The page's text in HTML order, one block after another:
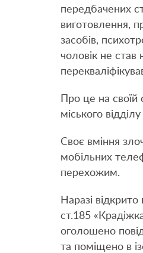
передбачених
виготовлення,
засобів,
чоловік не
Про це на
міського
Своє вміння
мобільних
перехожим.
Наразі
ст.185
оголошено
та поміщено в